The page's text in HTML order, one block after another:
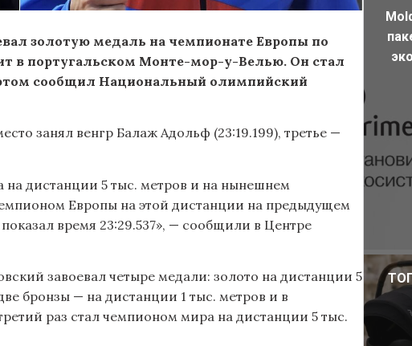
золотую медаль на чемпионате Европы по
в португальском Монте-мор-у-Велью. Он стал
сообщил Национальный олимпийский
занял венгр Балаж Адольф (23:19.199), третье —
на дистанции 5 тыс. метров и на нынешнем
Европы на этой дистанции на предыдущем
время 23:29.537», — сообщили в Центре
завоевал четыре медали: золото на дистанции 5
бронзы — на дистанции 1 тыс. метров и в
раз стал чемпионом мира на дистанции 5 тыс.